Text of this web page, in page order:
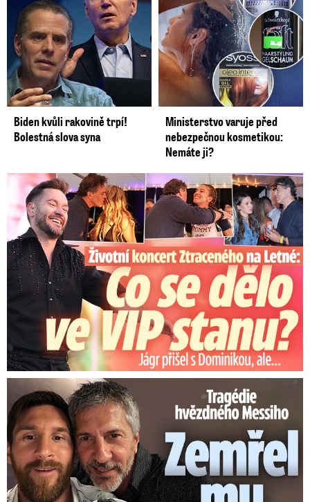
Biden kvůli rakovině trpí!
Bolestná slova syna
Ministerstvo varuje před
nebezpečnou kosmetikou:
Nemáte ji?
Koncert Ztraceného na Letné: Jágr přišel s Dominikou, ale...
Tragédie hvězdného Messiho: Zemřel mu táta (†68)!